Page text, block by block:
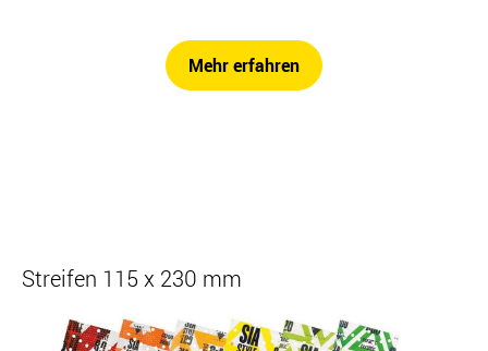
Mehr erfahren
Streifen 115 x 230 mm